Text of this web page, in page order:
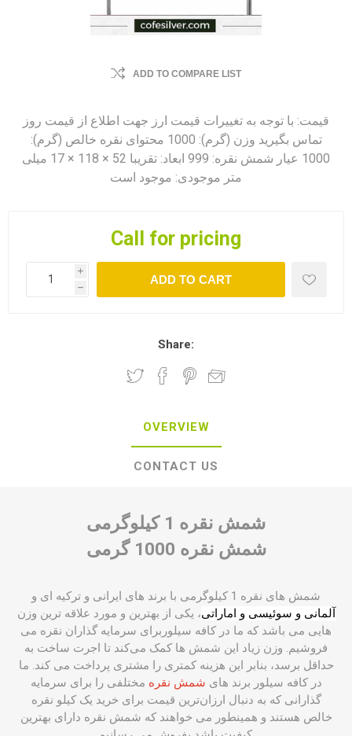
ADD TO COMPARE LIST
قیمت: با توجه به تغییرات قیمت ارز جهت اطلاع از قیمت روز
تماس بگیرید وزن (گرم): 1000 محتوای نقره خالص (گرم):
1000 عیار شمش نقره: 999 ابعاد: تقریبا 52 × 118 × 17 میلی
متر موجودی: موجود است
Call for pricing
i
h
ADD TO CART
Share:
OVERVIEW
CONTACT US
شمش نقره 1 کیلوگرمی
شمش نقره 1000 گرمی
شمش های نقره 1 کیلوگرمی با برند های ایرانی و ترکیه ای و
آلمانی و سوئیسی و اماراتی، یکی از بهترین و مورد علاقه ترین وزن
هایی می باشد که ما در کافه سیلوربرای سرمایه گذاران نقره می
فروشیم. وزن زیاد این شمش ها کمک می‌کند تا اجرت ساخت به
حداقل برسد، بنابر این هزینه کمتری را مشتری پرداخت می کند. ما
در کافه سیلور برند های شمش نقره مختلفی را برای سرمایه
گذارانی که به دنبال ارزان‌ترین قیمت برای خرید یک کیلو نقره
خالص هستند و همینطور می خواهند که شمش نقره دارای بهترین